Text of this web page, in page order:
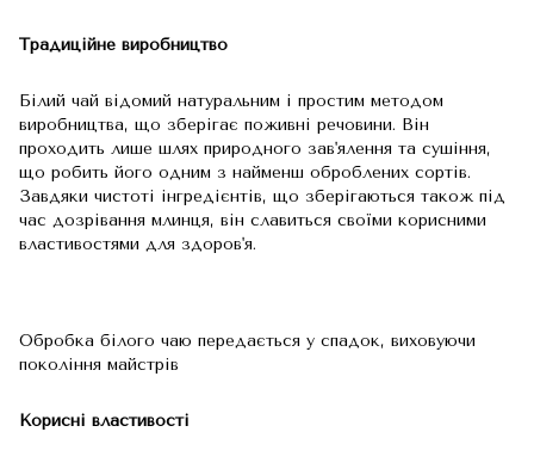
Традиційне виробництво
Білий чай відомий натуральним і простим методом
виробництва, що зберігає поживні речовини. Він
проходить лише шлях природного зав'ялення та сушіння,
що робить його одним з найменш оброблених сортів.
Завдяки чистоті інгредієнтів, що зберігаються також під
час дозрівання млинця, він славиться своїми корисними
властивостями для здоров'я.
Обробка білого чаю передається у спадок, виховуючи
покоління майстрів
Корисні властивості